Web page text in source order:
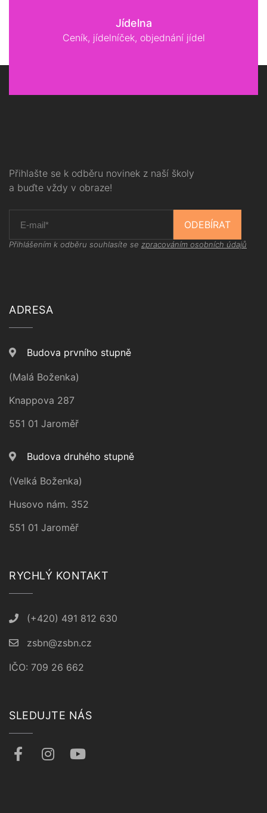
Jídelna
Ceník, jídelníček, objednání jídel
Přihlašte se k odběru novinek z naší školy
a buďte vždy v obraze!
ODEBÍRAT
Přihlášením k odběru souhlasíte se zpracováním osobních údajů
ADRESA
Budova prvního stupně
(Malá Boženka)
Knappova 287
551 01 Jaroměř
Budova druhého stupně
(Velká Boženka)
Husovo nám. 352
551 01 Jaroměř
RYCHLÝ KONTAKT
(+420) 491 812 630
zsbn@zsbn.cz
IČO: 709 26 662
SLEDUJTE NÁS